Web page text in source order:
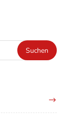
Suchen